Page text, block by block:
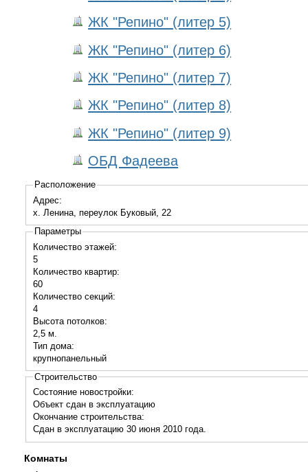
ЖК "Репино" (литер 5)
ЖК "Репино" (литер 6)
ЖК "Репино" (литер 7)
ЖК "Репино" (литер 8)
ЖК "Репино" (литер 9)
ОБД Фадеева
Расположение
Адрес:
х. Ленина, переулок Буковый, 22
Параметры
Количество этажей:
5
Количество квартир:
60
Количество секций:
4
Высота потолков:
2,5 м.
Тип дома:
крупнопанельный
Строительство
Состояние новостройки:
Объект сдан в эксплуатацию
Окончание строительства:
Сдан в эксплуатацию 30 июня 2010 года.
Комнаты